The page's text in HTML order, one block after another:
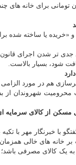
تومانی برای خانه های
«خریده یا ساخته شده
جدی تر شدن اجرای
شود، بسیار بالاست.
هم در مورد الزامی
شهروندان از
مسکن از کالای سرمایه
با خبرنگار مهر با
بر خانه های خالی
کالای مصرفی باشد؛